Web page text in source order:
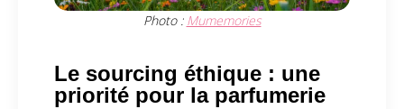
Photo : Mumemories
Le sourcing éthique : une
priorité pour la parfumerie